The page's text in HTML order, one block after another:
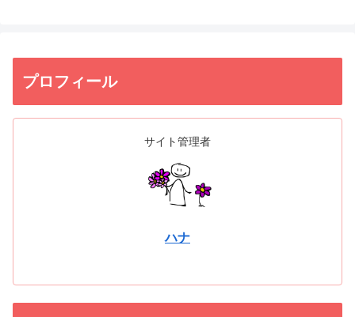
プロフィール
サイト管理者
ハナ